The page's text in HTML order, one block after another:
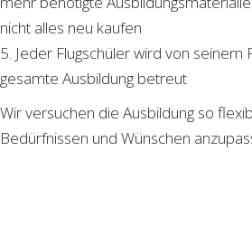
nicht alles neu kaufen
5. Jeder Flugschüler wird von seinem
gesamte Ausbildung betreut
Wir versuchen die Ausbildung so
Bedürfnissen und Wünschen